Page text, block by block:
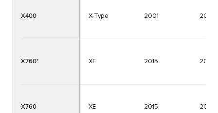
X-Type 2001 2010
XE 2015 2025
XE 2015 2025
X400
X760*
X760